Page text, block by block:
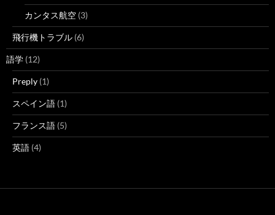
カンタス航空 (3)
飛行機トラブル (6)
語学 (12)
Preply (1)
スペイン語 (1)
フランス語 (5)
英語 (4)